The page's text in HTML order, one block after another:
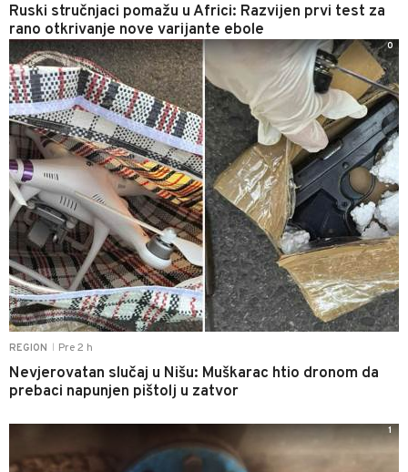
Ruski stručnjaci pomažu u Africi: Razvijen prvi test za
rano otkrivanje nove varijante ebole
REGION Pre 2 h
Nevjerovatan slučaj u Nišu: Muškarac htio dronom da
prebaci napunjen pištolj u zatvor
0
1